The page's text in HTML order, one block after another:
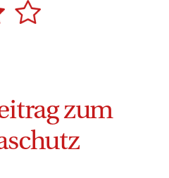
zum